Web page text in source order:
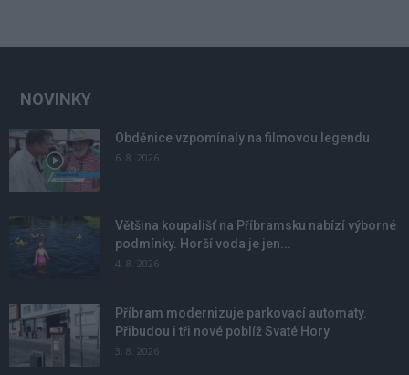
NOVINKY
Obděnice vzpomínaly na filmovou legendu
6. 8. 2026
Většina koupališť na Příbramsku nabízí výborné
podmínky. Horší voda je jen...
4. 8. 2026
Příbram modernizuje parkovací automaty.
Přibudou i tři nové poblíž Svaté Hory
3. 8. 2026